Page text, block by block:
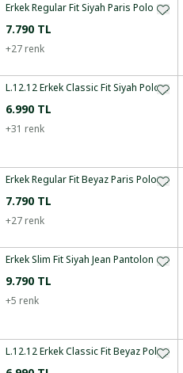
Erkek Regular Fit Siyah Paris Polo
7.790 TL
+27 renk
L.12.12 Erkek Classic Fit Siyah Polo
6.990 TL
+31 renk
Erkek Regular Fit Beyaz Paris Polo
7.790 TL
+27 renk
Erkek Slim Fit Siyah Jean Pantolon
9.790 TL
+5 renk
L.12.12 Erkek Classic Fit Beyaz Polo